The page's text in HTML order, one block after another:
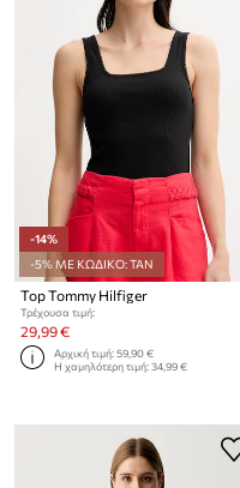
-14%
-5% ΜΕ ΚΩΔΙΚΟ: TAN
Top Tommy Hilfiger
Τρέχουσα τιμή:
29,99 €
Αρχική τιμή:59,90 €
Η χαμηλότερη τιμή:34,99 €